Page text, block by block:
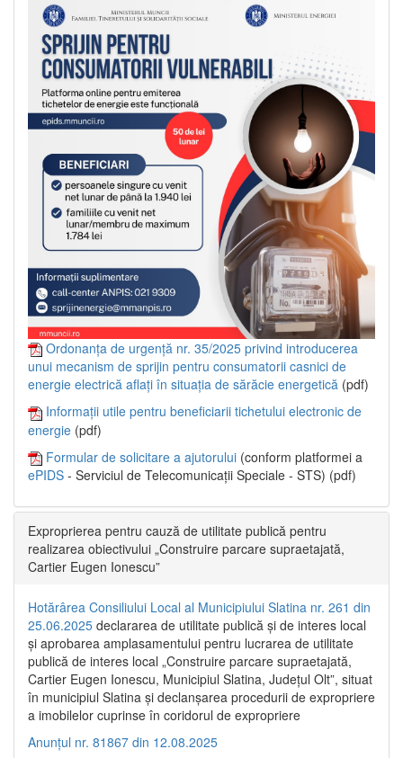
Ordonanța de urgență nr. 35/2025 privind introducerea
unui mecanism de sprijin pentru consumatorii casnici de
energie electrică aflați în situația de sărăcie energetică (pdf)
Informații utile pentru beneficiarii tichetului electronic de
energie (pdf)
Formular de solicitare a ajutorului (conform platformei a
ePIDS - Serviciul de Telecomunicații Speciale - STS) (pdf)
Exproprierea pentru cauză de utilitate publică pentru
realizarea obiectivului „Construire parcare supraetajată,
Cartier Eugen Ionescu”
Hotărârea Consiliului Local al Municipiului Slatina nr. 261 din
25.06.2025 declararea de utilitate publică și de interes local
și aprobarea amplasamentului pentru lucrarea de utilitate
publică de interes local „Construire parcare supraetajată,
Cartier Eugen Ionescu, Municipiul Slatina, Județul Olt”, situat
în municipiul Slatina și declanșarea procedurii de expropriere
a imobilelor cuprinse în coridorul de expropriere
Anunțul nr. 81867 din 12.08.2025